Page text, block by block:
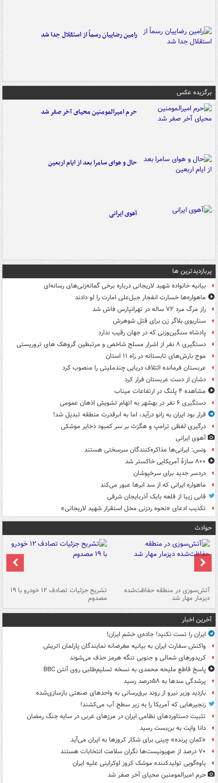
رامین رضاییان رسماً از استقلال جدا شد
برگزیده عکس
حرم امیرالمومنین محیای آخر صفر شد
حال و هوای سامرا بعد از ایام اربعین
آهوی ایرانی
پربازدیدترین ها
بیانیه خانواده شهید لاریجانی درباره برخی گمانه‌زنی‌های رسانه‌ای
ماهواره‌ها خسارت انفجار جبل‌علی امارت را لو دادند
راز مرگ مرد ۷۲ ساله در تهرانپارس فاش شد
سناریوی بلاگر زن برای قتل شوهرش
پادشاه سنگین‌وزنی که در جهان رقیب ندارد
دستگیری ۸ نفر از اشرار مسلح شاخص و مرتبطین گروهک های تروریستی
موج بارش‌های تابستانه در راه ۱۱ استان
عربستان فرمانده ائتلاف دریایی چندملیتی را منصوب کرد
دشان از دست عربستان فرار کرد
مشاهده ۴ پلنگ در ارتفاعات میناب
دستگیری ۶ نفر در بهشهر به اتهام تشویش اذهان عمومی
قرار بود ایران به زانو درآید، اما به ابرقدرت منطقه تبدیل شد!
درگیری لفظی ترامپ و هگزث بر سر کمبود ذخایر موشکی
آهوی ایرانی
ونس: ایرانی‌ها مذاکره‌کنندگان سرسختی هستند
۸۰۰ سازۀ آمریکایی خاکستر شد
دردسر جدید برای سرخپوشان
ماهواره ایرانی که از سد ابرها عبور می‌کند
قابی زیبا از قلعه بابک آذربایجان شرقی
تکذیب ادعای «نحوه ردزنی محل استقرار شهید لاریجانی»
حوادث
آتش‌سوزی در منطقه حفاظت‌شده
دیزمار مهار شد
تشریح جزئیات تصادف ۱۲ خودرو با ۱۹
مصدوم
آخرین اخبار
ایران را تست نکنید! جاده‌ی خشم ایران!
واکنش سفارت ایران به بیانیه مغرضانه نمایندگان پارلمان اتریش
کریدورهای شمالی و جنوبی تنگه هرمز حذف می‌شوند
پاسخ قاطع ملیحه محمدی به نسخه تسلیم‌طلبی روی آنتن BBC
پرشدگی سدها به ۵۸درصد رسید
بازدید وزیر نیرو از روند برق‌رسانی به واحدهای صنعتی بازسازی‌شده
زنجیرهایی که آمریکا را به زیر سطح آب می‌کشند!
تثبیت دستاوردهای نظامی ایران در مرزهای غربی در سایه جنگ رمضان
دانا وایت به بن‌بست رسید
«کمانِ پرنده» چینی برای شکار کروزها به ایران می‌آید
۷۰ درصد از صهیونیست‌ها نگران سلامت انتخابات هستند
یاوه‌گویی تولیدکننده موشک کروز اوکراینی علیه ایران
حرم امیرالمومنین محیای آخر صفر شد